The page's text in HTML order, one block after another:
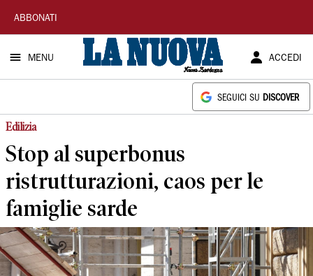
La
Nuova
Sardegna
ABBONATI
MENU ACCEDI
SEGUICI SU DISCOVER
Edilizia
Stop al superbonus
ristrutturazioni, caos per le
famiglie sarde